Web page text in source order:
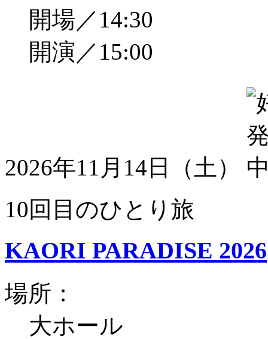
開場／14:30
開演／15:00
2026年11月14日（土）
10回目のひとり旅
KAORI PARADISE 2026
場所：
大ホール